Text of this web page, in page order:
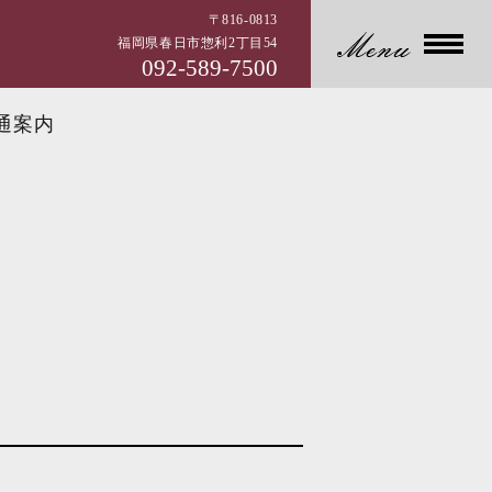
〒816-0813
福岡県春日市惣利2丁目54
092-589-7500
案内